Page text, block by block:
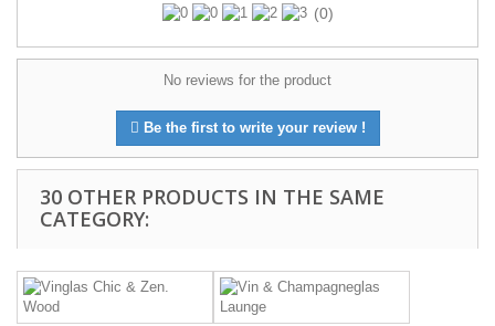
(0)
No reviews for the product
Be the first to write your review !
30 OTHER PRODUCTS IN THE SAME
CATEGORY: